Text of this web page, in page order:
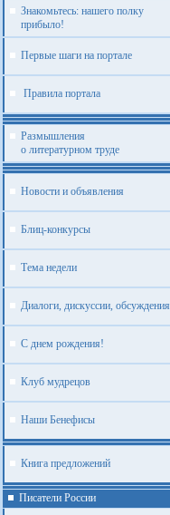
Знакомьтесь: нашего полку
прибыло!
Первые шаги на портале
Правила портала
Размышления
о литературном труде
Новости и объявления
Блиц-конкурсы
Тема недели
Диалоги, дискуссии, обсуждения
С днем рождения!
Клуб мудрецов
Наши Бенефисы
Книга предложений
Писатели России